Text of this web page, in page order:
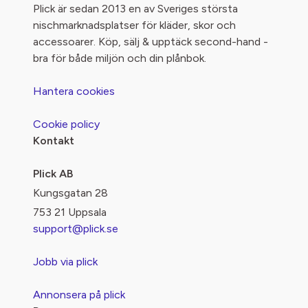
Plick är sedan 2013 en av Sveriges största
nischmarknadsplatser för kläder, skor och
accessoarer. Köp, sälj & upptäck second-hand -
bra för både miljön och din plånbok.
Hantera cookies
Cookie policy
Kontakt
Plick AB
Kungsgatan 28
753 21 Uppsala
support@plick.se
Jobb via plick
Annonsera på plick